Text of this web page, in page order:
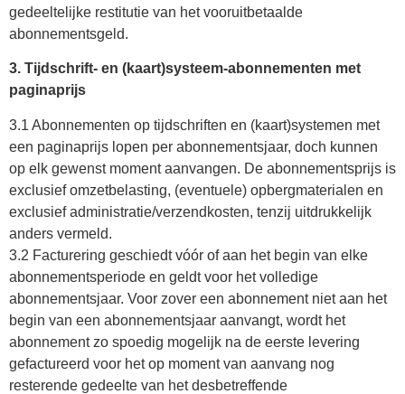
gedeeltelijke restitutie van het vooruitbetaalde
abonnementsgeld.
3. Tijdschrift- en (kaart)systeem-abonnementen met
paginaprijs
3.1 Abonnementen op tijdschriften en (kaart)systemen met
een paginaprijs lopen per abonnementsjaar, doch kunnen
op elk gewenst moment aanvangen. De abonnementsprijs is
exclusief omzetbelasting, (eventuele) opbergmaterialen en
exclusief administratie/verzendkosten, tenzij uitdrukkelijk
anders vermeld.
3.2 Facturering geschiedt vóór of aan het begin van elke
abonnementsperiode en geldt voor het volledige
abonnementsjaar. Voor zover een abonnement niet aan het
begin van een abonnementsjaar aanvangt, wordt het
abonnement zo spoedig mogelijk na de eerste levering
gefactureerd voor het op moment van aanvang nog
resterende gedeelte van het desbetreffende